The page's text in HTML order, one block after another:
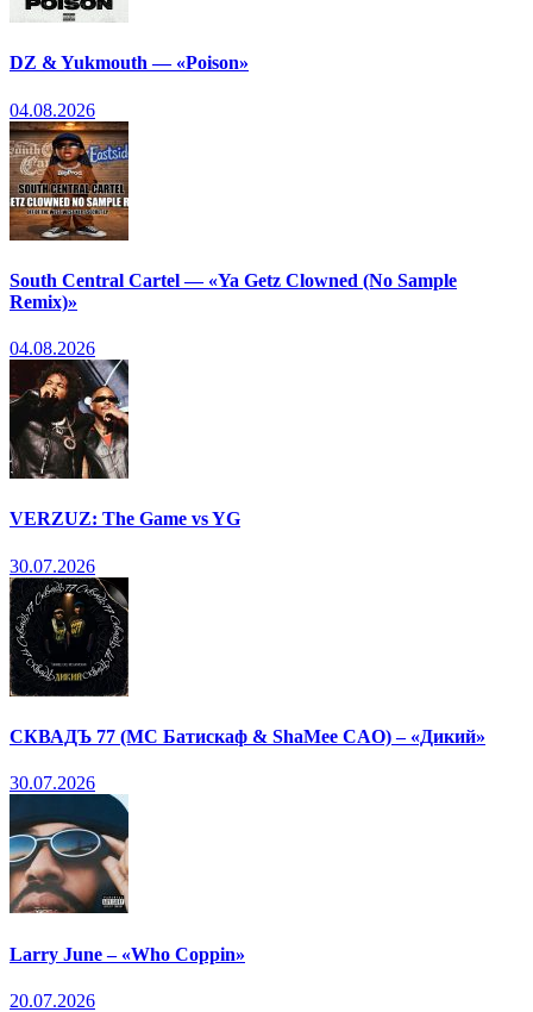
DZ & Yukmouth — «Poison»
04.08.2026
South Central Cartel — «Ya Getz Clowned (No Sample
Remix)»
04.08.2026
VERZUZ: The Game vs YG
30.07.2026
СКВАДЪ 77 (МС Батискаф & ShaMee CAO) – «Дикий»
30.07.2026
Larry June – «Who Coppin»
20.07.2026